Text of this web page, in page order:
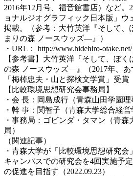
2016年12月号、福音館書店）など。
ョナルジオグラフィック日本版」ウ
掲載。（参考：大竹英洋『そして
まりの森 ノースウッズ―』）
・URL： http://www.hidehiro-otake.net/
【参考書】大竹英洋『そして、ぼ
の森 ノースウッズ―』（2017年、
「梅棹忠夫・山と探検文学賞」受賞
【比較環境思想研究会事務局】
・会 長：岡島成行（青森山田学園理
・幹 事：関智子（青森大学総合経営
・事務局：ゴビンダ・タマン（青
局）
（関連記事）
・青森大学が「比較環境思想研究
キャンパスでの研究会を4回実施予
の促進を目指す（2022.09.23）